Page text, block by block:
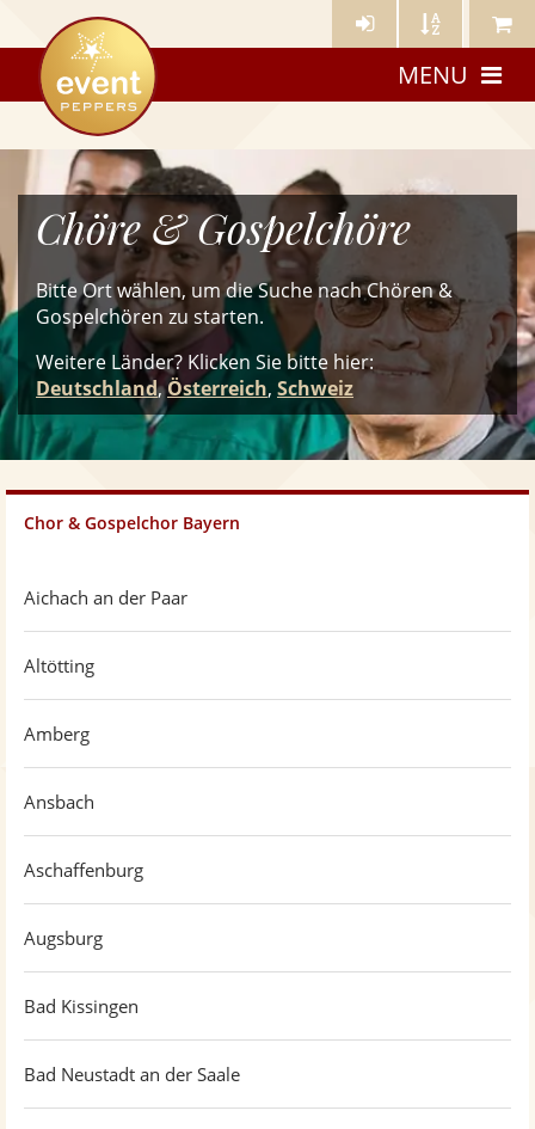
Künstler- Künstler Meine
eventpeppers
MENU
Chöre & Gospelchöre
Bitte Ort wählen, um die Suche nach Chören &
Gospelchören zu starten.
Weitere Länder? Klicken Siebitte hier:
Deutschland,Österreich, Schweiz
Chor & Gospelchor Bayern
Aichach an der Paar
Altötting
Amberg
Ansbach
Aschaffenburg
Augsburg
Bad Kissingen
Bad Neustadt an der Saale